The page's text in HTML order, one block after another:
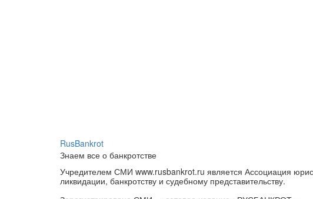
RusBankrot
Знаем все о банкротстве
Учредителем СМИ www.rusbankrot.ru является Ассоциация
ликвидации, банкротству и судебному представительству.